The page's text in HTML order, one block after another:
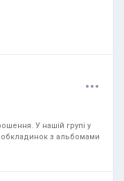
...
У нашій групі у
обкладинок з альбомами